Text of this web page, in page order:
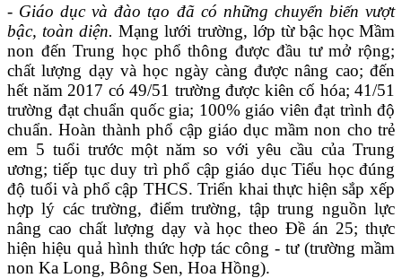
- Giáo dục và đào tạo đã có những chuyển biến vượt
bậc, toàn diện. Mạng lưới trường, lớp từ bậc học Mầm
non đến Trung học phổ thông được đầu tư mở rộng;
chất lượng dạy và học ngày càng được nâng cao;đến
hết năm 2017 có 49/51 trường được kiên cố hóa; 41/51
trường đạt chuẩn quốc gia; 100% giáo viên đạt trình độ
chuẩn. Hoàn thành phổ cập giáo dục mầm non cho trẻ
em 5 tuổi trước một năm so với yêu cầu của Trung
ương; tiếp tụcduy trì phổ cập giáo dục Tiểu học đúng
độ tuổi và phổ cập THCS.Triển khai thực hiện sắp xếp
hợp lý các trường, điểm trường, tập trung nguồn lực
nâng cao chất lượng dạy và học theo Đề án 25; thực
hiện hiệu quả hình thức hợp tác công - tư(trường mầm
non Ka Long, Bông Sen, Hoa Hồng).